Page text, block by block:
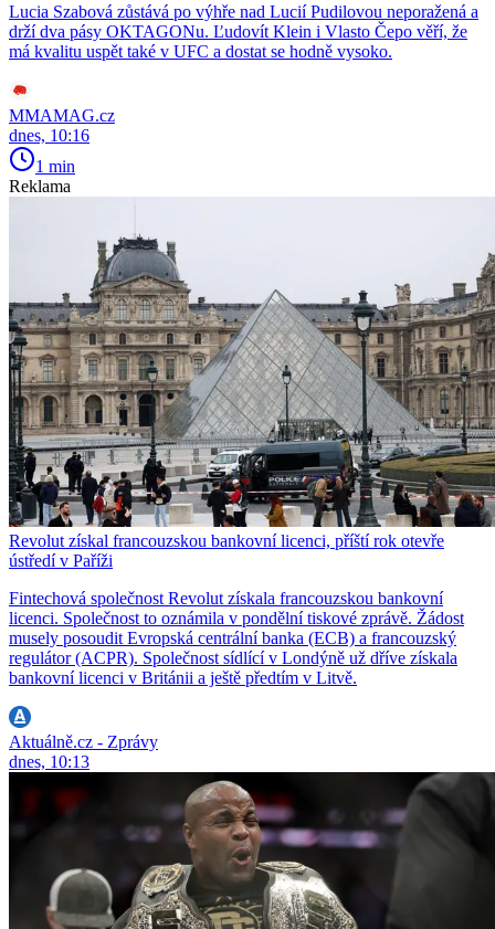
Lucia Szabová zůstává po výhře nad Lucií Pudilovou neporažená a
drží dva pásy OKTAGONu. Ľudovít Klein i Vlasto Čepo věří, že
má kvalitu uspět také v UFC a dostat se hodně vysoko.
MMAMAG.cz
dnes, 10:16
1 min
Reklama
Revolut získal francouzskou bankovní licenci, příští rok otevře
ústředí v Paříži
Fintechová společnost Revolut získala francouzskou bankovní
licenci. Společnost to oznámila v pondělní tiskové zprávě. Žádost
musely posoudit Evropská centrální banka (ECB) a francouzský
regulátor (ACPR). Společnost sídlící v Londýně už dříve získala
bankovní licenci v Británii a ještě předtím v Litvě.
Aktuálně.cz - Zprávy
dnes, 10:13